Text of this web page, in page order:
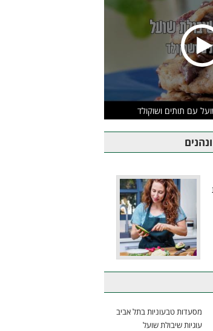
עם תותים ושוקולד
מסעדות טבעוניות בתל אביב
עוגיות שיבולת שועל